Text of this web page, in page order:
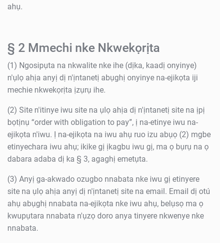
ahụ.
§ 2 Mmechi nke Nkwekọrịta
(1) Ngosipụta na nkwalite nke ihe (dịka, kaadị onyinye)
n'ụlọ ahịa anyị dị n'ịntanetị abụghị onyinye na-ejikọta iji
mechie nkwekọrịta ịzụrụ ihe.
(2) Site n'itinye iwu site na ụlọ ahịa dị n'ịntanetị site na ịpị
bọtịnụ “order with obligation to pay”, ị na-etinye iwu na-
ejikọta n'iwu. Ị na-ejikọta na iwu ahụ ruo izu abụọ (2) mgbe
etinyechara iwu ahụ; ikike gị ịkagbu iwu gị, ma ọ bụrụ na ọ
dabara adaba dị ka § 3, agaghị emetụta.
(3) Anyị ga-akwado ozugbo nnabata nke iwu gị etinyere
site na ụlọ ahịa anyị dị n'ịntanetị site na email. Email dị otú
ahụ abụghị nnabata na-ejikọta nke iwu ahụ, belụsọ ma ọ
kwupụtara nnabata n'ụzọ doro anya tinyere nkwenye nke
nnabata.